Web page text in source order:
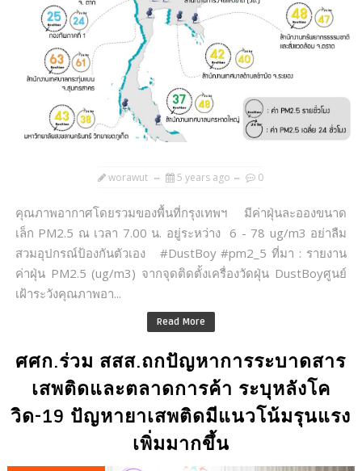
worawut 5 years ago 0
คุณภาพอากาศโดยรวมของพื้นที่กรุงเทพฯ มีค่าฝุ่นละอองขนาด
เล็ก PM2.5 ณ เวลา 7.00 น. อยู่ระหว่าง 6 - 78 ug/m3 อย่าลืม
สวมอุปกรณ์ป้องกันตัวเอง #DustBoy #pm2_5 ที่มา : รายงาน
ค่าฝุ่น PM2.5 (ug/m3) จากจุดติดตั้งเครื่องวัดฝุ่น DustBoyศูนย์
เฝ้าระวังคุณภาพอา...
Read More
ศศก.ร่วม สสส.ถกปัญหาการระบาดสาร
เสพติดและตลาดการค้า ระบุหลังโค
วิด-19 ปัญหายาเสพติดมีแนวโน้มรุนแรง
เพิ่มมากขึ้น